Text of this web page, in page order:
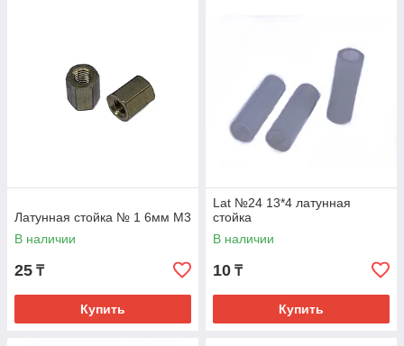
Латунная стойка № 1 6мм М3
В наличии
25 ₸
Купить
Lat №24 13*4 латунная
стойка
В наличии
10 ₸
Купить